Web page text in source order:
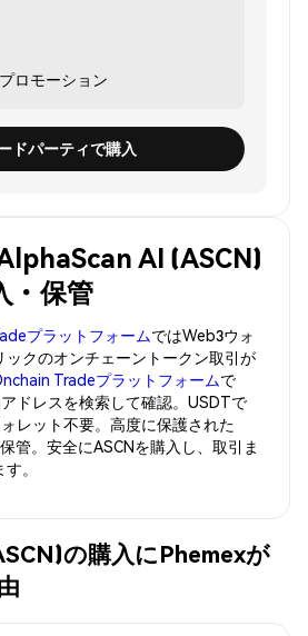
ロモーション
ドパーティで購入
AI (ASCN)
・保管
プラットフォームではWeb3ウォ
ックのオンチェーントークン取引が
Tradeプラットフォームで
ドレスを検索して確認。USDTで
レット不要。高度に保護された
管。安全にASCNを購入し、取引ま
。
の購入にPhemexが